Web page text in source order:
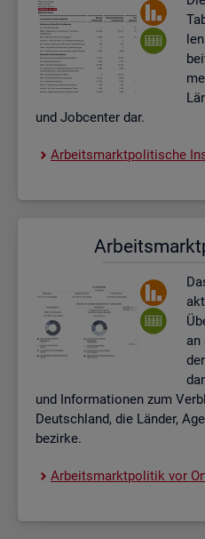
und Job­cen­ter dar.
Ar­beits­markt­po­li­ti­sche
und In­for­ma­tio­nen zum
Deutsch­land, die Län­der,
be­zir­ke.
Ar­beits­markt­po­li­tik vor